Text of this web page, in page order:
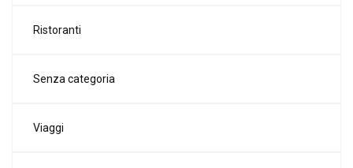
Ristoranti
Senza categoria
Viaggi